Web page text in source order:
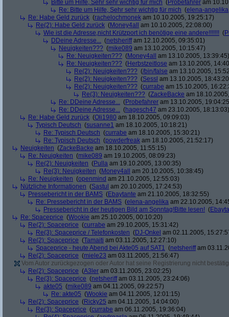
Bitte um Hilfe, Sehr sehr wichtig für mich ( Probefahrer am
Re: Bitte um Hilfe, Sehr sehr wichtig für mich (elena-angelika
Re: Habe Geld zurück (rachelochmonek am 10.10.2005, 19:25:17)
Re(2): Habe Geld zurück (Money4all
am 10.10.2005, 22:08:00)
Wie ist die Adresse,nicht Krützport ich benötige eine andere!!!!!!! (
DDeine Adresse... (netsheriffam 12.10.2005, 09:35:01)
Neuigkeiten??? (mike089 am 13.10.2005, 10:15:47)
Re: Neuigkeiten??? (Money4all
am 13.10.2005, 13:39:45)
Re: Neuigkeiten??? (Herbstzeitlose am 13.10.2005,
Re(2): Neuigkeiten??? (/bin/false am 13.10.2005,
Re(2): Neuigkeiten??? (Sessl am 13.10.2005,
Re(2): Neuigkeiten??? (currabe am 15.10.2005,
Re(3): Neuigkeiten??? (ZackeBacke am
Re: DDeine Adresse... (Probefahrer am 13.10.2005,
Re: DDeine Adresse... (hagesch47 am 23.10.2005, 18:13:03)
Re: Habe Geld zurück (Oli1980 am 18.10.2005, 09:09:03)
Typisch Deutsch (susanne1 am 18.10.2005, 10:18:21)
Re: Typisch Deutsch (currabe am 18.10.2005, 15:30:21)
Re: Typisch Deutsch (powderfreak am 18.10.2005, 21:52:17)
Neuigkeiten (ZackeBacke am 18.10.2005, 11:55:15)
Re: Neuigkeiten (mike089 am 19.10.2005, 08:09:23)
Re(2): Neuigkeiten (Pulla am 19.10.2005, 13:00:35)
Re(3): Neuigkeiten (Money4all
am 20.10.2005, 10:38:45)
Re: Neuigkeiten (openmind am 21.10.2005, 12:55:03)
Nützliche Informationen (Sastul am 20.10.2005, 17:24:53)
Pressebericht in der BAMS (Ebaytante am 21.10.2005, 18:32:55)
Re: Pressebericht in der BAMS (elena-angelika am 22.10.2005,
Pressebericht in der heutigen Bild am Sonntag!Bitte lesen! (
Re: Spaceprice (Wookie am 25.10.2005, 00:10:20)
Re(2): Spaceprice (currabe am 29.10.2005, 15:31:42)
Re(3): Spaceprice / Telefonkosten (DJ-Onkel am 02.11.2005,
Re(2): Spaceprice (Tamaiti am 03.11.2005, 12:27:10)
Spaceprice - heute Abend bei Akte05 auf SAT1 (netsheriffam
Re(2): Spaceprice (miele23 am 03.11.2005, 21:56:47)
Vom Autor zurückgezogen oder Autor hat seine Registrierung nicht
Re(2): Spaceprice (A3ler am 03.11.2005, 23:02:25)
Re(3): Spaceprice (netsheriffam 03.11.2005, 23:24:06)
akte05 (mike089 am 04.11.2005, 09:22:57)
Re: akte05 (Wookie am 04.11.2005, 12:01:15)
Re(2): Spaceprice (Ricky25 am 04.11.2005, 14:04:00)
Re(3): Spaceprice (currabe am 06.11.2005, 19:36:04)